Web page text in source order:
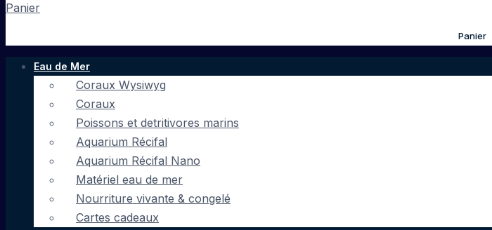
Panier
Panier
Eau de Mer
Coraux Wysiwyg
Coraux
Poissons et detritivores marins
Aquarium Récifal
Aquarium Récifal Nano
Matériel eau de mer
Nourriture vivante & congelé
Cartes cadeaux